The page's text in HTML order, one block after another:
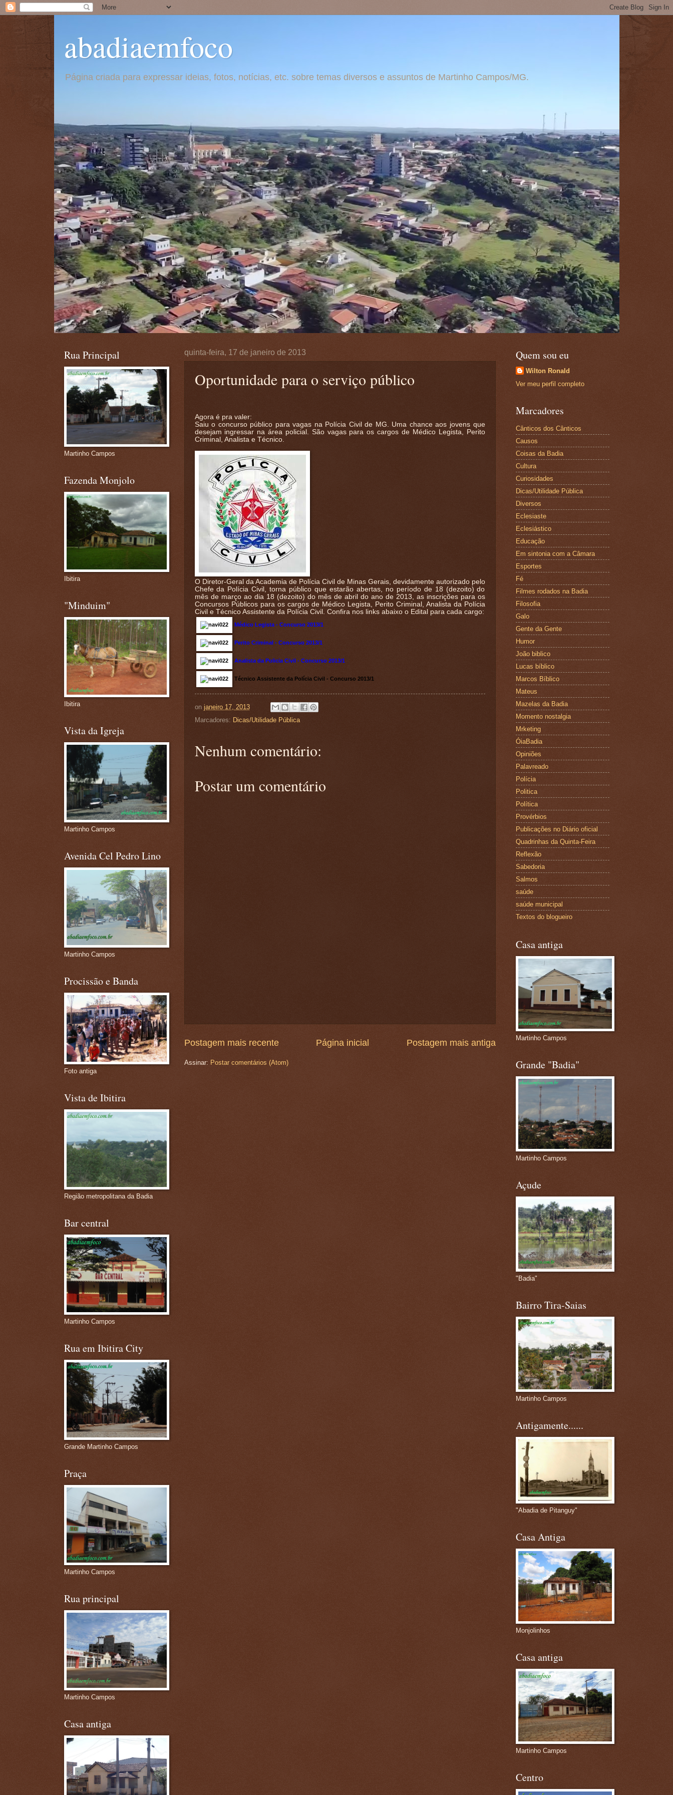
abadiaemfoco
Página criada para expressar ideias, fotos, notícias, etc. sobre temas diversos e assuntos de Martinho Campos/MG.
quinta-feira, 17 de janeiro de 2013
Oportunidade para o serviço público
Agora é pra valer:
Saiu o concurso público para vagas na Polícia Civil de MG. Uma chance aos jovens que
desejam ingressar na área policial. São vagas para os cargos de Médico Legista, Perito
Criminal, Analista e Técnico.
O Diretor-Geral da Academia de Polícia Civil de Minas Gerais, devidamente autorizado pelo
Chefe da Polícia Civil, torna público que estarão abertas, no período de 18 (dezoito) do
mês de março ao dia 18 (dezoito) do mês de abril do ano de 2013, as inscrições para os
Concursos Públicos para os cargos de Médico Legista, Perito Criminal, Analista da Polícia
Civil e Técnico Assistente da Polícia Civil. Confira nos links abaixo o Edital para cada cargo:
Médico Legista - Concurso 2013/1
Perito Criminal - Concurso 2013/1
Analista da Policia Civil - Concurso 2013/1
Técnico Assistente da Polícia Civil - Concurso 2013/1
on janeiro 17, 2013
Marcadores: Dicas/Utilidade Pública
Nenhum comentário:
Postar um comentário
Postagem mais recente Postagem mais antiga
Página inicial
Assinar: Postar comentários (Atom)
Rua Principal
Martinho Campos
Fazenda Monjolo
Ibitira
"Minduim"
Ibitira
Vista da Igreja
Martinho Campos
Avenida Cel Pedro Lino
Martinho Campos
Procissão e Banda
Foto antiga
Vista de Ibitira
Região metropolitana da Badia
Bar central
Martinho Campos
Rua em Ibitira City
Grande Martinho Campos
Praça
Martinho Campos
Rua principal
Martinho Campos
Casa antiga
Quem sou eu
Wilton Ronald
Ver meu perfil completo
Marcadores
Cânticos dos Cânticos
Causos
Coisas da Badia
Cultura
Curiosidades
Dicas/Utilidade Pública
Diversos
Eclesiaste
Eclesiástico
Educação
Em sintonia com a Câmara
Esportes
Fé
Filmes rodados na Badia
Filosofia
Galo
Gente da Gente
Humor
João biblico
Lucas bíblico
Marcos Bíblico
Mateus
Mazelas da Badia
Momento nostalgia
Mrketing
ÓiaBadia
Opiniões
Palavreado
Polícia
Politica
Política
Provérbios
Publicações no Diário oficial
Quadrinhas da Quinta-Feira
Reflexão
Sabedoria
Salmos
saúde
saúde municipal
Textos do blogueiro
Casa antiga
Martinho Campos
Grande "Badia"
Martinho Campos
Açude
"Badia"
Bairro Tira-Saias
Martinho Campos
Antigamente......
"Abadia de Pitanguy"
Casa Antiga
Monjolinhos
Casa antiga
Martinho Campos
Centro